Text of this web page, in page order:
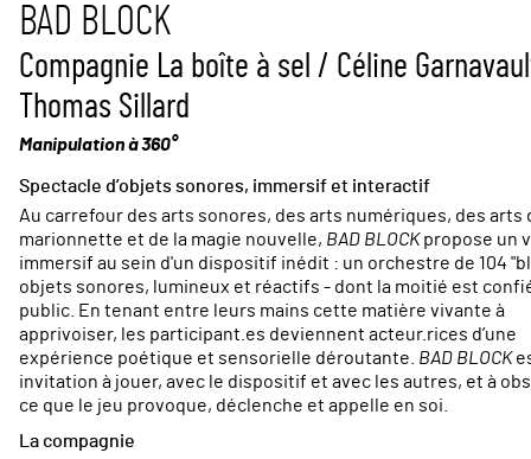
BAD BLOCK
Compagnie La boîte à sel / Céline
Thomas Sillard
Manipulation à 360°
Spectacle d’objets sonores, immersif et interactif
Au carrefour des arts sonores, des arts numériques, des arts
marionnette et de la magie nouvelle, BAD BLOCKpropose un
immersif au sein d'un dispositif inédit : un orchestre de 104
objets sonores, lumineux et réactifs - dont la moitié est
public. En tenant entre leurs mains cette matière vivante à
apprivoiser, les participant.es deviennent acteur.rices d’une
expérience poétique et sensorielle déroutante. BAD BLOCK
invitation à jouer, avec le dispositif et avec les autres, et à
ce que le jeu provoque, déclenche et appelle en soi.
La compagnie